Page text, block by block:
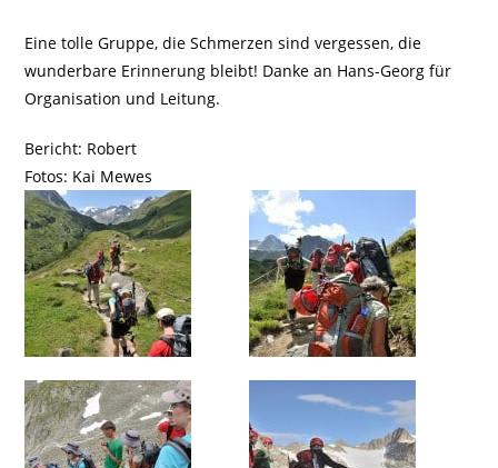
Eine tolle Gruppe, die Schmerzen sind vergessen, die
wunderbare Erinnerung bleibt! Danke an Hans-Georg für
Organisation und Leitung.
Bericht: Robert
Fotos: Kai Mewes